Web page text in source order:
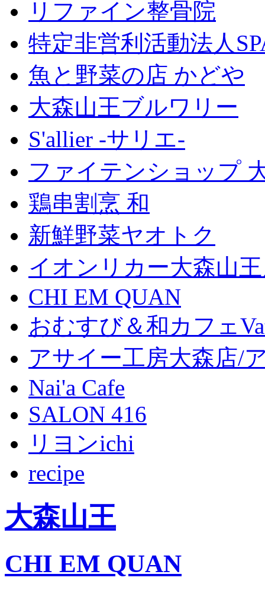
リファイン整骨院
特定非営利活動法人
魚と野菜の店 かどや
大森山王ブルワリー
S'allier -サリエ-
ファイテンショップ
鶏串割烹 和
新鮮野菜ヤオトク
イオンリカー大森山
CHI EM QUAN
おむすび＆和カフェ
アサイー工房大森店/
Nai'a Cafe
SALON 416
リヨンichi
recipe
大森山王
CHI EM QUAN